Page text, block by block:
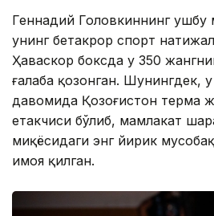
Геннадий Головкиннинг
унинг бетакрор спорт
Ҳаваскор боксда у 350
ғалаба қозонган. Шунингдек,
давомида Қозоғистон терма
етакчиси бўлиб, мамлакат
миқёсидаги энг йирик
ҳимоя қилган.